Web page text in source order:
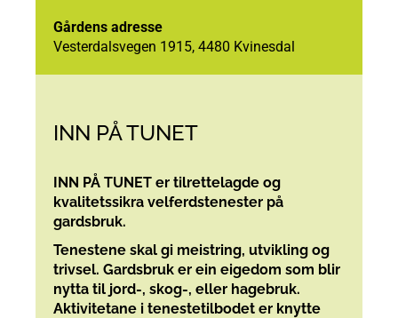
Gårdens adresse
Vesterdalsvegen 1915, 4480 Kvinesdal
INN PÅ TUNET
INN PÅ TUNET er tilrettelagde og
kvalitetssikra velferdstenester på
gardsbruk.
Tenestene skal gi meistring,utvikling og
trivsel.Gardsbruk er ein eigedom som blir
nytta til jord-, skog-, eller hagebruk.
Aktivitetane i tenestetilbodet er knytte